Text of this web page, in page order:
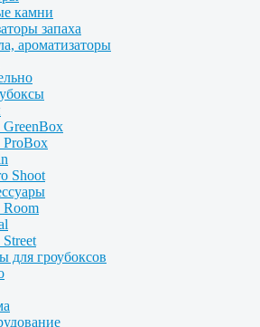
камни
запаха
ароматизаторы
GreenBox
ProBox
Shoot
Room
для гроубоксов